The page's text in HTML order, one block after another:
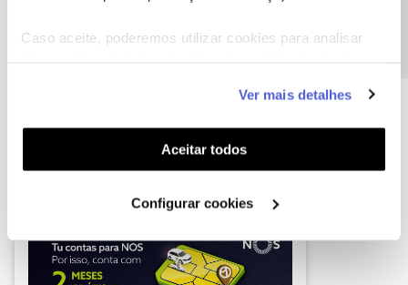
Caso aceite, poderemos utilizar cookies para analisar
funcionalidades (cookies de personalização e
funcionalidade) e adaptar anúncios aos seus interesses
(cookies de publicidade personalizada). Pode gerir a
utilização dos cookies clicando em "Configurar
Ver mais detalhes
Aceitar todos
Configurar cookies